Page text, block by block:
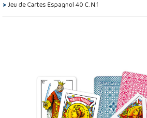
>Jeu de Cartes Espagnol 40 C. N.1